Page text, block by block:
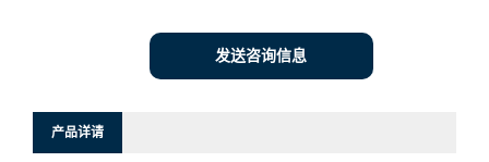
发送咨询信息
产品详请